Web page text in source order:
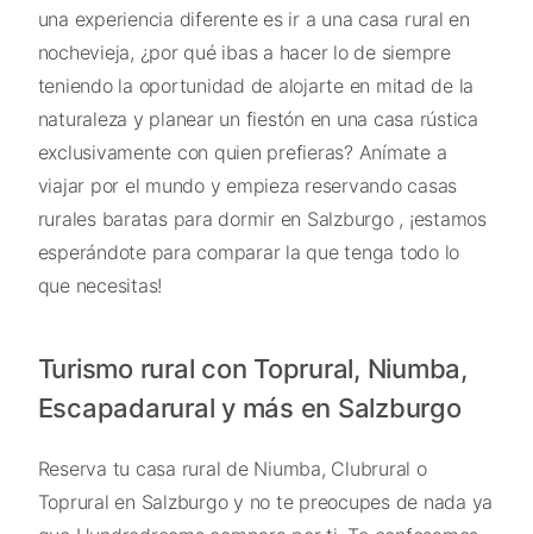
una experiencia diferente es ir a una casa rural en
nochevieja, ¿por qué ibas a hacer lo de siempre
teniendo la oportunidad de alojarte en mitad de la
naturaleza y planear un fiestón en una casa rústica
exclusivamente con quien prefieras? Anímate a
viajar por el mundo y empieza reservando casas
rurales baratas para dormir en Salzburgo , ¡estamos
esperándote para comparar la que tenga todo lo
que necesitas!
Turismo rural con Toprural, Niumba,
Escapadarural y más en Salzburgo
Reserva tu casa rural de Niumba, Clubrural o
Toprural en Salzburgo y no te preocupes de nada ya